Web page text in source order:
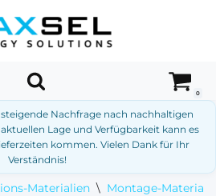
0
steigende Nachfrage nach nachhaltigen
Lage und Verfügbarkeit kann es
kommen. Vielen Dank für Ihr
Verständnis!
Materialien \ Montage-